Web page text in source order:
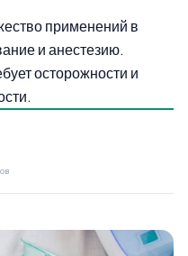
применений в
и анестезию.
осторожности и